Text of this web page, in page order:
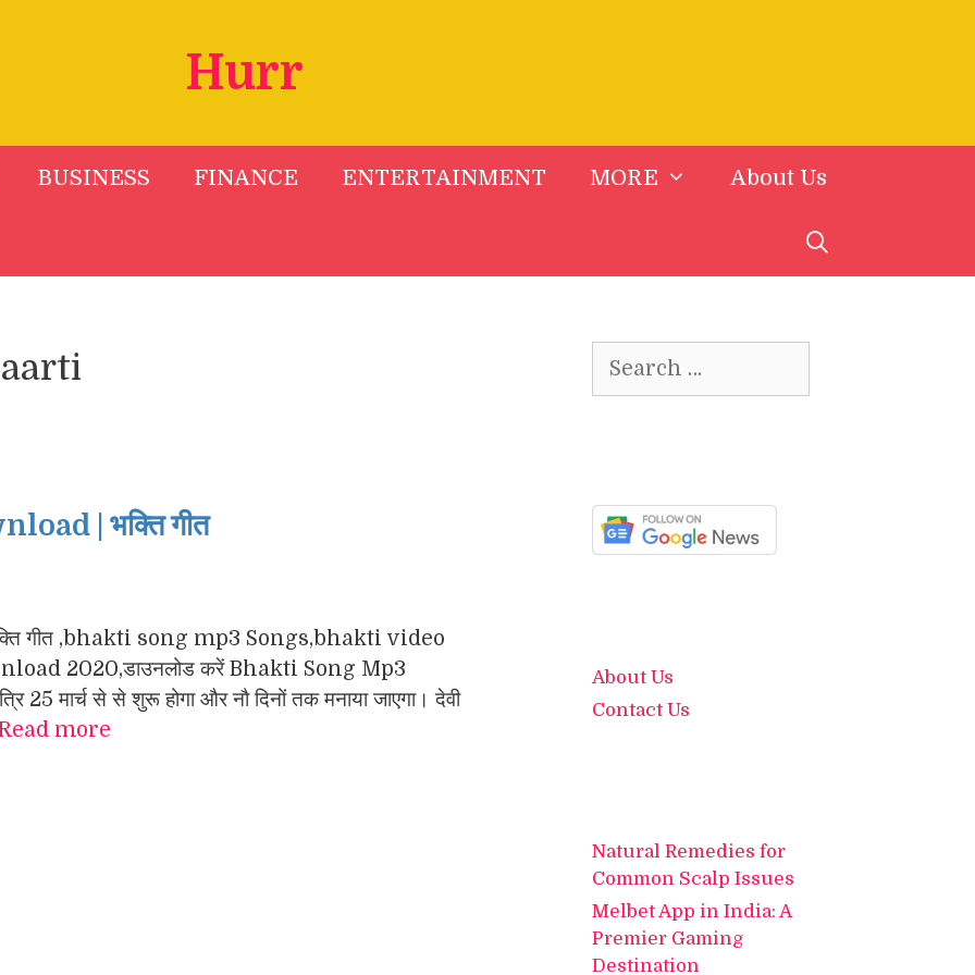
Hurr
BUSINESS FINANCE ENTERTAINMENT MORE About Us
| भक्ति गीत
गीत ,bhakti song mp3 Songs,bhakti video
2020,डाउनलोड करें Bhakti Song Mp3
25 मार्च से से शुरू होगा और नौ दिनों तक मनाया जाएगा। देवी
more
for:
About Us
Contact Us
Natural Remedies for
Common Scalp Issues
Melbet App in India: A
Premier Gaming
Destination